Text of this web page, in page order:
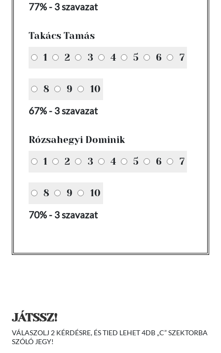
77% - 3 szavazat
Takács Tamás
1
2 3 4 5 6 7
8 9 10
67% - 3 szavazat
Rózsahegyi Dominik
1
2 3 4 5 6 7
8 9 10
70% - 3 szavazat
JÁTSSZ!
VÁLASZOLJ 2 KÉRDÉSRE, ÉS TIED LEHET 4DB „C” SZEKTORBA
SZÓLÓ JEGY!